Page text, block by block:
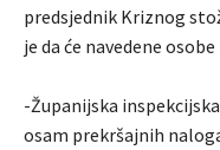
predsjednik Kriznog
je da će navedene
-Županijska
osam prekršajnih